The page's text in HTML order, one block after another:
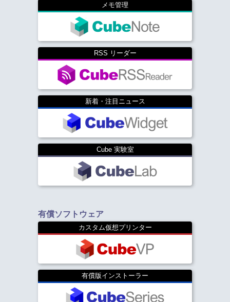
メモ管理
RSS リーダー
新着・注目ニュース
Cube 実験室
有償ソフトウェア
カスタム仮想プリンター
有償版インストーラー